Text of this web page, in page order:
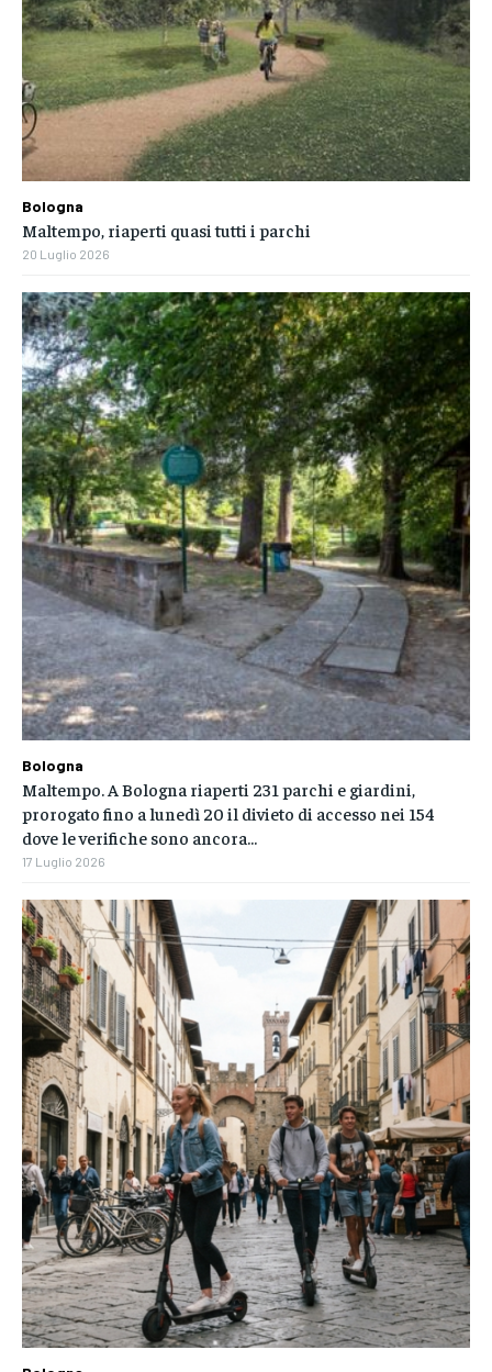
Bologna
Maltempo, riaperti quasi tutti i parchi
20 Luglio 2026
Bologna
Maltempo. A Bologna riaperti 231 parchi e giardini,
prorogato fino a lunedì 20 il divieto di accesso nei 154
dove le verifiche sono ancora...
17 Luglio 2026